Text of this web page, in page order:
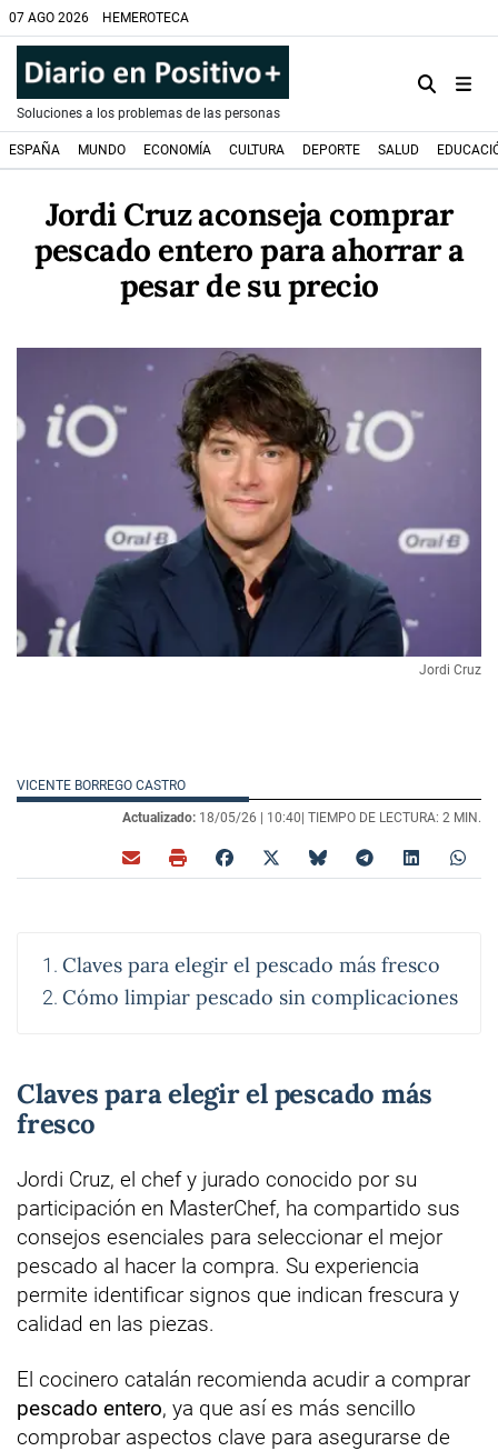
07 AGO 2026 HEMEROTECA
Soluciones a los problemas de las personas
ESPAÑA MUNDO ECONOMÍA CULTURA DEPORTE SALUD
Jordi Cruz aconseja comprar
pescado entero para ahorrar a
pesar de su precio
Jordi Cruz
VICENTE BORREGO CASTRO
Actualizado: 18/05/26 | 10:40 | TIEMPO DE LECTURA: 2 MIN.
Claves para elegir el pescado más fresco
Cómo limpiar pescado sin complicaciones
Claves para elegir el pescado más
fresco
Jordi Cruz, el chef y jurado conocido por su
participación en MasterChef, ha compartido sus
consejos esenciales para seleccionar el mejor
pescado al hacer la compra. Su experiencia
permite identificar signos que indican frescura y
calidad en las piezas.
El cocinero catalán recomienda acudir a comprar
pescado entero, ya que así es más sencillo
comprobar aspectos clave para asegurarse de